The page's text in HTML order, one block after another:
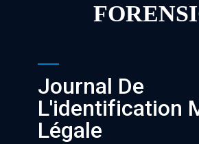
Journal De
L'identification
Légale